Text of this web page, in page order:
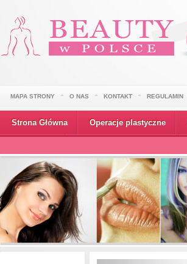
MAPA STRONY O NAS KONTAKT REGULAMIN
Strona Główna Operacje plastyczne